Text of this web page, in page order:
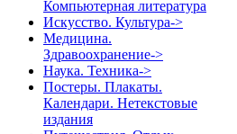
Компьютерная литература
Искусство. Культура->
Медицина.
Здравоохранение->
Наука. Техника->
Постеры. Плакаты.
Календари. Нетекстовые
издания